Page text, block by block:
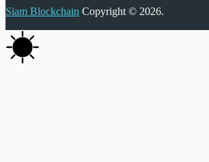
Siam Blockchain Copyright © 2026.